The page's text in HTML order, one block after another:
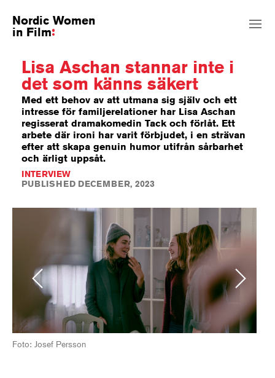
Nordic Women
in Film
Lisa Aschan stannar inte i
det som känns säkert
Med ett behov av att utmana sig själv och ett
intresse för familjerelationer har Lisa Aschan
regisserat dramakomedin Tack och förlåt. Ett
arbete där ironi har varit förbjudet, i en strävan
efter att skapa genuin humor utifrån sårbarhet
och ärligt uppsåt.
INTERVIEW
PUBLISHED DECEMBER, 2023
Previous
Foto: Josef Persson
Next